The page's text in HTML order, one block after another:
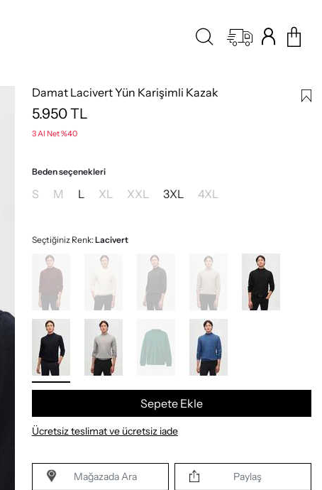
Damat Lacivert Yün Karişimli Kazak
5.950TL
3 Al Net %40
Beden seçenekleri
S M L XL XXL 3XL 4XL
Seçtiğiniz Renk:Lacivert
Sepete Ekle
Ücretsiz teslimat ve ücretsiz iade
Mağazada Ara Paylaş